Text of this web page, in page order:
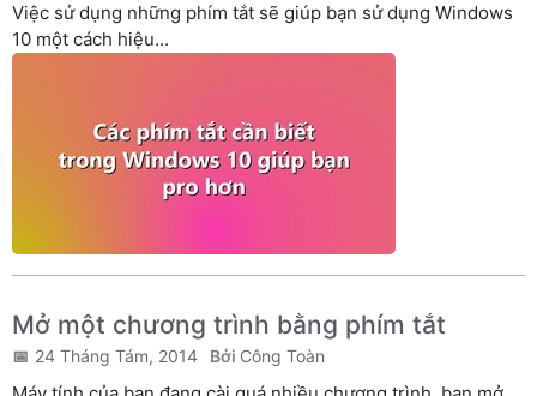
Việc sử dụng những phím tắt sẽ giúp bạn sử dụng Windows
10 một cách hiệu...
Mở một chương trình bằng phím tắt
24 Tháng Tám, 2014 Công Toàn